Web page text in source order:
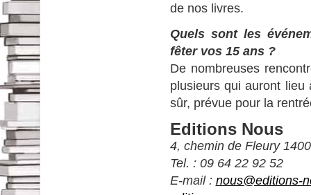
de nos livres.
Quels sont les
fêter vos 15 ans ?
De nombreuses
plusieurs qui auront
sûr, prévue pour la
Editions Nous
4, chemin de Fleury
Tel. : 09 64 22 92 52
E-mail : nous@editions-